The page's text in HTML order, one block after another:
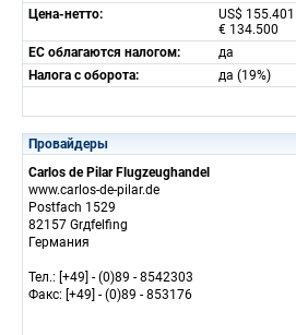
Цена-нетто:
US$ 155.401
€ 134.500
ЕС облагаются налогом:
да
Налога с оборота:
да (19%)
Провайдеры
Carlos de Pilar Flugzeughandel
www.carlos-de-pilar.de
Postfach 1529
82157 Grдfelfing
Германия
Тел.: [+49] - (0)89 - 8542303
Факс: [+49] - (0)89 - 853176